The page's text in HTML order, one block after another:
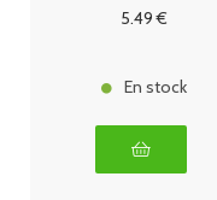
5.49 €
En stock